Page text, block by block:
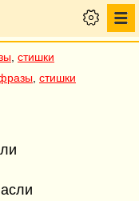
стишки
стишки